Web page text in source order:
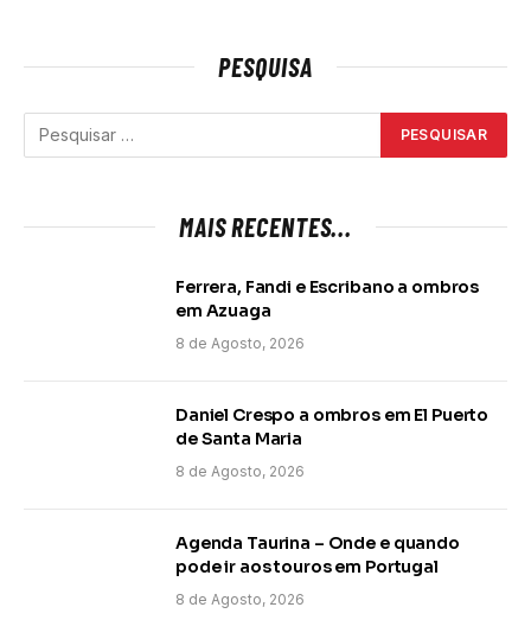
PESQUISA
MAIS RECENTES...
Ferrera, Fandi e Escribano a ombros
em Azuaga
8 de Agosto, 2026
Daniel Crespo a ombros em El Puerto
de Santa Maria
8 de Agosto, 2026
Agenda Taurina – Onde e quando
pode ir aos touros em Portugal
8 de Agosto, 2026